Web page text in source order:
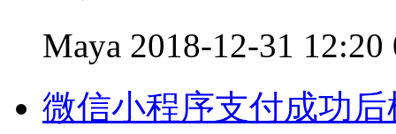
Maya 2018-12-31 12:20
微信小程序支付成功